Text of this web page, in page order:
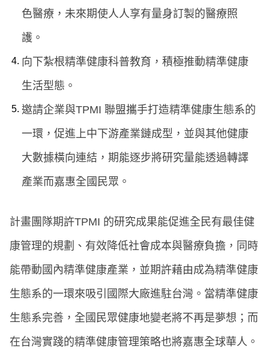
色醫療，未來期使人人享有量身訂製的醫療照
護。
向下紮根精準健康科普教育，積極推動精準健康
生活型態。
邀請企業與TPMI 聯盟攜手打造精準健康生態系的
一環，促進上中下游產業鏈成型，並與其他健康
大數據橫向連結，期能逐步將研究量能透過轉譯
產業而嘉惠全國民眾。
計畫團隊期許TPMI 的研究成果能促進全民有最佳健
康管理的規劃、有效降低社會成本與醫療負擔，同時
能帶動國內精準健康產業，並期許藉由成為精準健康
生態系的一環來吸引國際大廠進駐台灣。當精準健康
生態系完善，全國民眾健康地變老將不再是夢想；而
在台灣實踐的精準健康管理策略也將嘉惠全球華人。